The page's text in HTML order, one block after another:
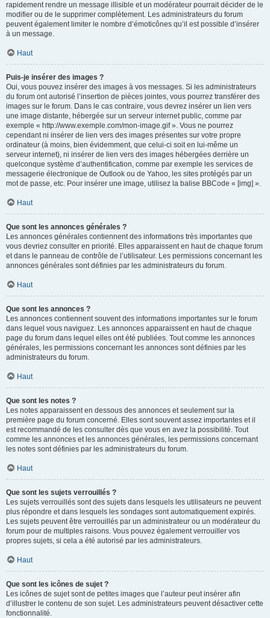
rapidement rendre un message illisible et un modérateur pourrait décider de le
modifier ou de le supprimer complètement. Les administrateurs du forum
peuvent également limiter le nombre d’émoticônes qu’il est possible d’insérer
à un message.
Haut
Puis-je insérer des images ?
Oui, vous pouvez insérer des images à vos messages. Si les administrateurs
du forum ont autorisé l’insertion de pièces jointes, vous pourrez transférer des
images sur le forum. Dans le cas contraire, vous devrez insérer un lien vers
une image distante, hébergée sur un serveur internet public, comme par
exemple « http://www.exemple.com/mon-image.gif ». Vous ne pourrez
cependant ni insérer de lien vers des images présentes sur votre propre
ordinateur (à moins, bien évidemment, que celui-ci soit en lui-même un
serveur internet), ni insérer de lien vers des images hébergées derrière un
quelconque système d’authentification, comme par exemple les services de
messagerie électronique de Outlook ou de Yahoo, les sites protégés par un
mot de passe, etc. Pour insérer une image, utilisez la balise BBCode « [img] ».
Haut
Que sont les annonces générales ?
Les annonces générales contiennent des informations très importantes que
vous devriez consulter en priorité. Elles apparaissent en haut de chaque forum
et dans le panneau de contrôle de l’utilisateur. Les permissions concernant les
annonces générales sont définies par les administrateurs du forum.
Haut
Que sont les annonces ?
Les annonces contiennent souvent des informations importantes sur le forum
dans lequel vous naviguez. Les annonces apparaissent en haut de chaque
page du forum dans lequel elles ont été publiées. Tout comme les annonces
générales, les permissions concernant les annonces sont définies par les
administrateurs du forum.
Haut
Que sont les notes ?
Les notes apparaissent en dessous des annonces et seulement sur la
première page du forum concerné. Elles sont souvent assez importantes et il
est recommandé de les consulter dès que vous en avez la possibilité. Tout
comme les annonces et les annonces générales, les permissions concernant
les notes sont définies par les administrateurs du forum.
Haut
Que sont les sujets verrouillés ?
Les sujets verrouillés sont des sujets dans lesquels les utilisateurs ne peuvent
plus répondre et dans lesquels les sondages sont automatiquement expirés.
Les sujets peuvent être verrouillés par un administrateur ou un modérateur du
forum pour de multiples raisons. Vous pouvez également verrouiller vos
propres sujets, si cela a été autorisé par les administrateurs.
Haut
Que sont les icônes de sujet ?
Les icônes de sujet sont de petites images que l’auteur peut insérer afin
d’illustrer le contenu de son sujet. Les administrateurs peuvent désactiver cette
fonctionnalité.